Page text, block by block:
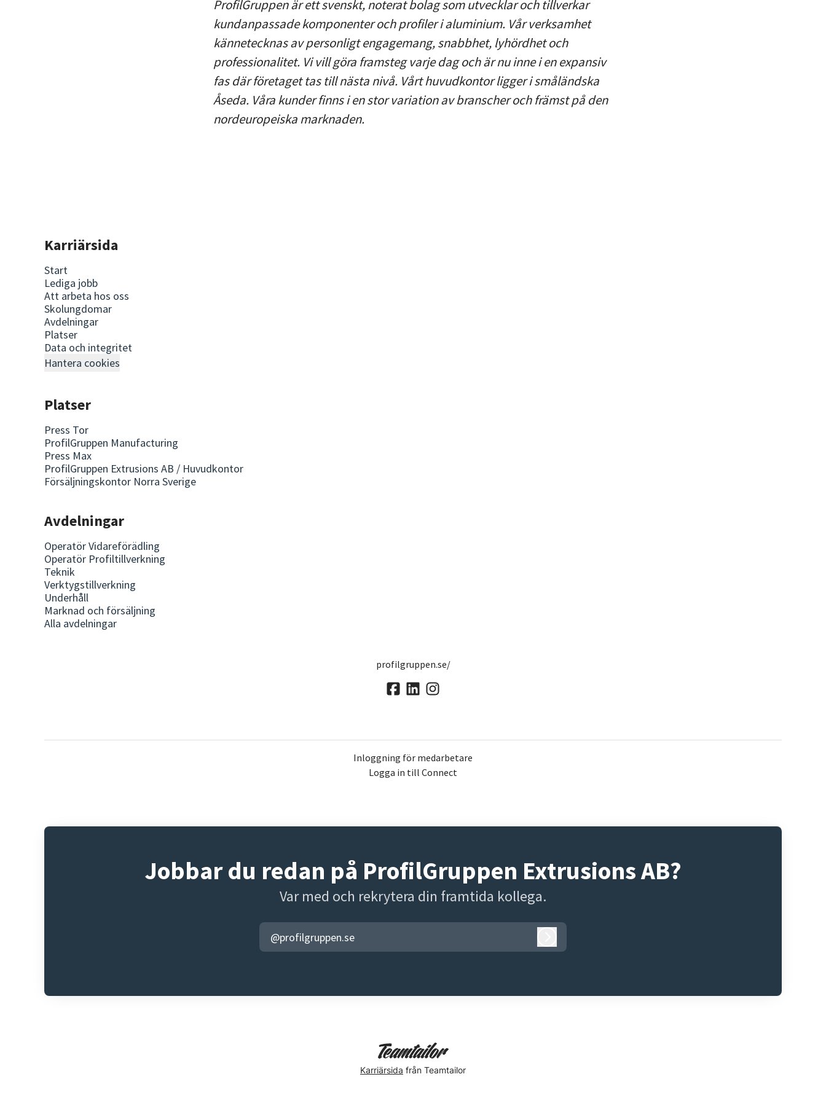
ProfilGruppen är ett svenskt, noterat bolag som utvecklar och tillverkar
kundanpassade komponenter och profiler i aluminium. Vår verksamhet
kännetecknas av personligt engagemang, snabbhet, lyhördhet och
professionalitet. Vi vill göra framsteg varje dag och är nu inne i en expansiv
fas där företaget tas till nästa nivå. Vårt huvudkontor ligger i småländska
Åseda. Våra kunder finns i en stor variation av branscher och främst på den
nordeuropeiska marknaden.
Karriärsida
Start
Lediga jobb
Att arbeta hos oss
Skolungdomar
Avdelningar
Platser
Data och integritet
Hantera cookies
Platser
Press Tor
ProfilGruppen Manufacturing
Press Max
ProfilGruppen Extrusions AB / Huvudkontor
Försäljningskontor Norra Sverige
Avdelningar
Operatör Vidareförädling
Operatör Profiltillverkning
Teknik
Verktygstillverkning
Underhåll
Marknad och försäljning
Alla avdelningar
profilgruppen.se/
Inloggning för medarbetare
Logga in till Connect
Jobbar du redan på ProfilGruppen Extrusions AB?
Var med och rekrytera din framtida kollega.
@profilgruppen.se
Karriärsida från Teamtailor